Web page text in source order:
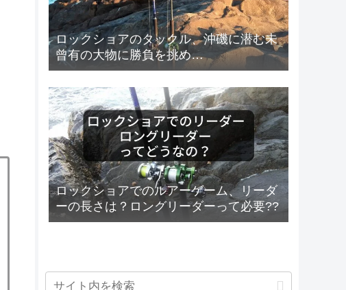
ロックショアのタックル、沖磯に潜む未
曾有の大物に勝負を挑め…
ロックショアでのルアーゲーム、リーダ
ーの長さは？ロングリーダーって必要??